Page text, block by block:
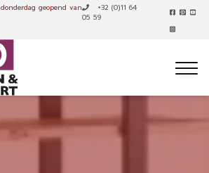
donderdag geopend van
+32 (0)11 64
05 59